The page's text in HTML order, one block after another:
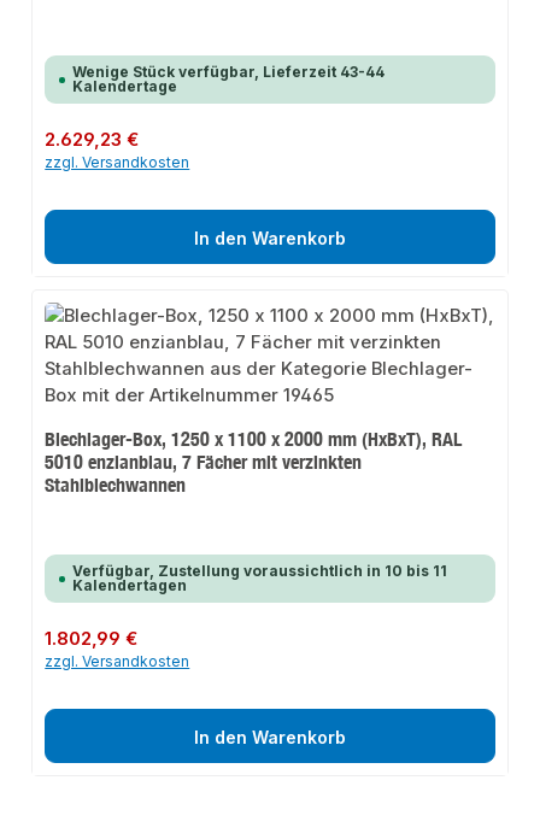
Wenige Stück verfügbar, Lieferzeit 43-44
Kalendertage
Regulärer Preis:
2.629,23 €
zzgl. Versandkosten
In den Warenkorb
Blechlager-Box, 1250 x 1100 x 2000 mm (HxBxT), RAL
5010 enzianblau, 7 Fächer mit verzinkten
Stahlblechwannen
Verfügbar, Zustellung voraussichtlich in 10 bis 11
Kalendertagen
Regulärer Preis:
1.802,99 €
zzgl. Versandkosten
In den Warenkorb